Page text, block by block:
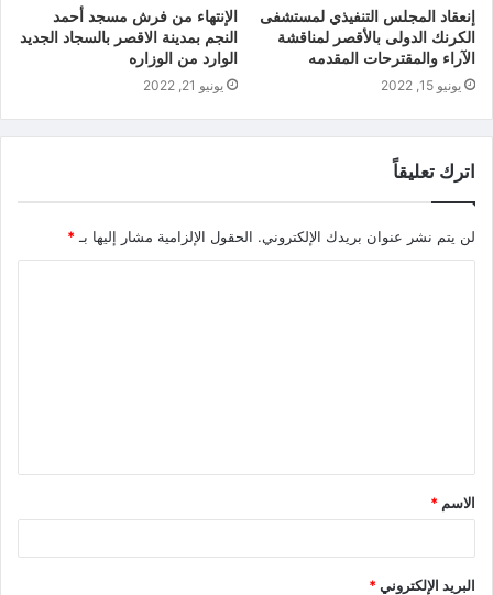
إنعقاد المجلس التنفيذي لمستشفى
الكرنك الدولى بالأقصر لمناقشة
الآراء والمقترحات المقدمه
يونيو 15, 2022
الإنتهاء من فرش مسجد أحمد
النجم بمدينة الاقصر بالسجاد الجديد
الوارد من الوزاره
يونيو 21, 2022
اترك تعليقاً
لن يتم نشر عنوان بريدك الإلكتروني. الحقول الإلزامية مشار إليها بـ *
الاسم *
البريد الإلكتروني*